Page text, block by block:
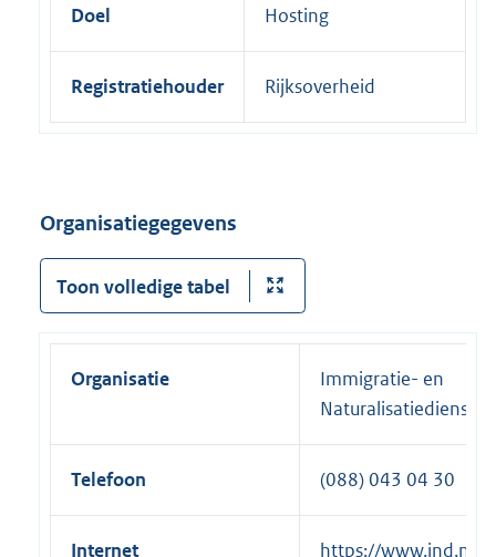
Doel Hosting
Registratiehouder Rijksoverheid
Organisatiegegevens
Toon volledige tabel
Organisatie
Immigratie- en
Naturalisatiedienst
Telefoon (088) 043 04 30
Internet
E
https://www.ind.nl